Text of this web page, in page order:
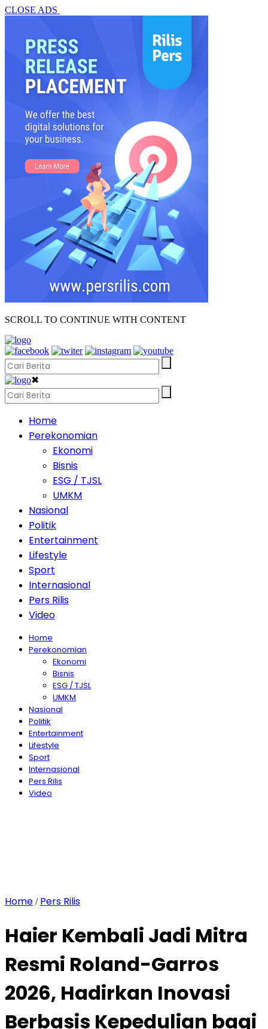
CLOSE ADS
SCROLL TO CONTINUE WITH CONTENT
✖
Home
Perekonomian
Ekonomi
Bisnis
ESG / TJSL
UMKM
Nasional
Politik
Entertainment
Lifestyle
Sport
Internasional
Pers Rilis
Video
Home
Perekonomian
Ekonomi
Bisnis
ESG / TJSL
UMKM
Nasional
Politik
Entertainment
Lifestyle
Sport
Internasional
Pers Rilis
Video
Home / Pers Rilis
Haier Kembali Jadi Mitra
Resmi Roland-Garros
2026, Hadirkan Inovasi
Berbasis Kepedulian bagi